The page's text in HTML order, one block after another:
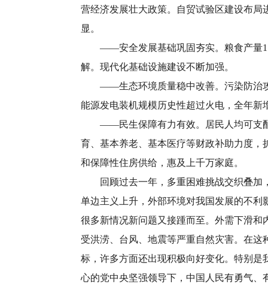
营经济发展壮大政策。自贸试验区建设布局
显。
——安全发展基础巩固夯实。粮食产量
解。现代化基础设施建设不断加强。
——生态环境质量稳中改善。污染防治攻
能源发电装机规模历史性超过火电，全年新
——民生保障有力有效。居民人均可支配
育、基本养老、基本医疗等财政补助力度，
和保障性住房供给，惠及上千万家庭。
回顾过去一年，多重困难挑战交织叠加，
单边主义上升，外部环境对我国发展的不
很多新情况新问题又接踵而至。外需下滑
受洪涝、台风、地震等严重自然灾害。在
标，许多方面还出现积极向好变化。特别
心的党中央坚强领导下，中国人民有勇气